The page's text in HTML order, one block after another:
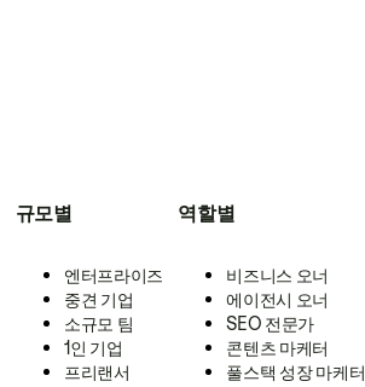
규모별
엔터프라이즈
중견 기업
소규모 팀
1인 기업
프리랜서
역할별
비즈니스 오너
에이전시 오너
SEO 전문가
콘텐츠 마케터
풀스택 성장 마케터